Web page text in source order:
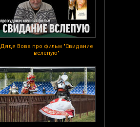
Дядя Вова про фильм "Свидание
вслепую"